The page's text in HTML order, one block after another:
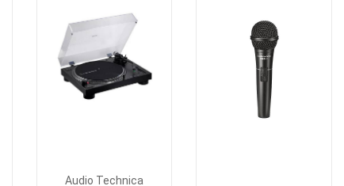
Audio Technica